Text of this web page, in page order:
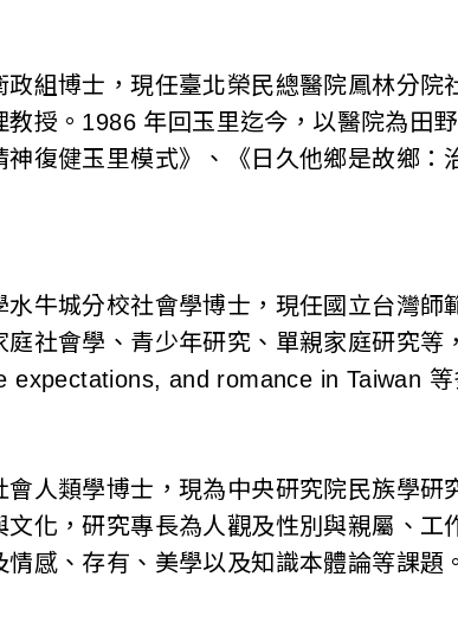
政組博士，現任臺北榮民總醫院鳳林分院
教授。1986 年回玉里迄今，以醫院為田
神復健玉里模式》、《日久他鄉是故鄉：
水牛城分校社會學博士，現任國立台灣師
庭社會學、青少年研究、單親家庭研究等
expectations, and romance in Taiwan 等
會人類學博士，現為中央研究院民族學研
文化，研究專長為人觀及性別與親屬、工
感、存有、美學以及知識本體論等課題